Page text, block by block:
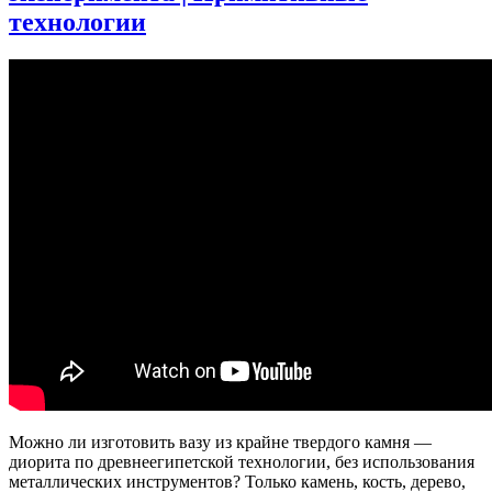
технологии
Можно ли изготовить вазу из крайне твердого камня —
диорита по древнеегипетской технологии, без использования
металлических инструментов? Только камень, кость, дерево,